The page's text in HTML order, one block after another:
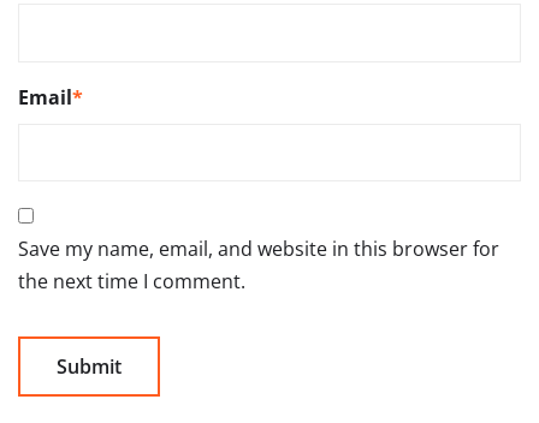
Email*
Save my name, email, and website in this browser for
the next time I comment.